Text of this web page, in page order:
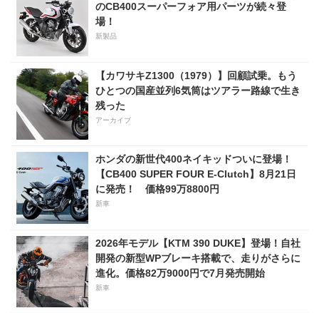
のCB400スーパーフォア用パーツが続々登
場！
新製品
【カワサキZ1300（1979）】回顧試乗。もう
ひとつの国産並列6気筒はツアラー路線で生き
残った
アーカイブ
ホンダの新世代400ネイキッドついに登場！
【CB400 SUPER FOUR E-Clutch】8月21日
に発売！ 価格99万8800円
新車
2026年モデル【KTM 390 DUKE】登場！自社
開発の新型WPブレーキ搭載で、走りがさらに
進化。価格82万9000円で7月発売開始
新車